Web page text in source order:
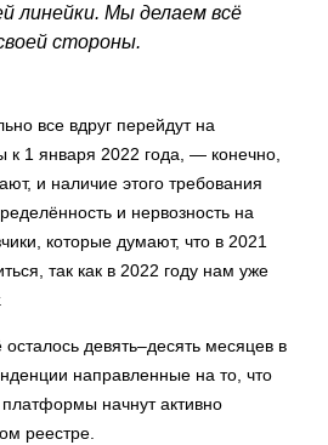
линейки. Мы делаем всё
стороны.
все вдруг перейдут на
к 1 января 2022 года, — конечно,
и наличие этого требования
и нервозность на
которые думают, что в 2021
так как в 2022 году нам уже
девять–десять месяцев в
направленные на то, что
начнут активно
реестре.